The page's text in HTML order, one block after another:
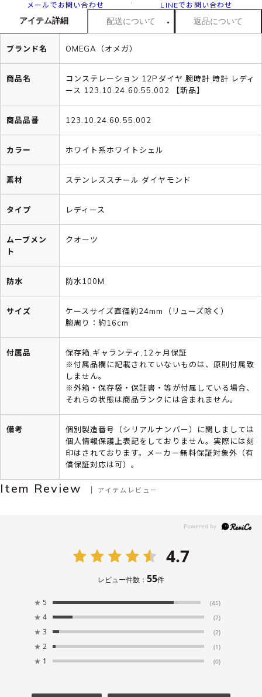
メールでお問い合わせ LINEでお問い合わせ
アイテム詳細 配送について 返品について
ブランド名 OMEGA（オメガ）
商品名
コンステレーション 12Pダイヤ 腕時計 時計 レディ
ース 123.10.24.60.55.002 【新品】
商品品番 123.10.24.60.55.002
カラー ホワイト系ホワイトシェル
素材 ステンレススチール ダイヤモンド
タイプ レディース
ムーブメン
ト
クオーツ
防水 防水100M
サイズ
ケースサイズ直径約24mm（リューズ除く）
腕周り：約16cm
付属品
保存箱,ギャランティ,12ヶ月保証
※付属品欄に記載されていないものは、原則付属致
しません。
※外箱・保存袋・保証書・等が付属している場合、
それらの状態は商品ランクには含まれません。
備考
個別製造番号（シリアルナンバー）に関しましては
個人情報保護上表記をしておりません。実際には刻
印はされております。メーカー無料保証対象外（有
償保証対応は可）。
Item Review アイテムレビュー
4.7
レビュー件数： 55件
★ 5 (45)
★ 4 (7)
★ 3 (2)
★ 2 (1)
★ 1 (0)